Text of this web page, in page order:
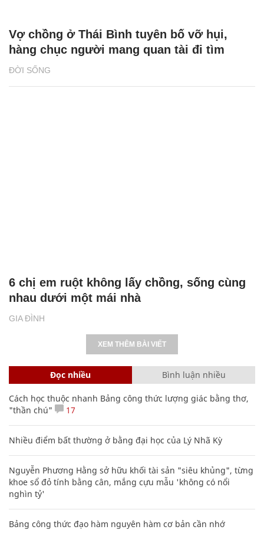
ĐỜI SỐNG
Vợ chồng ở Thái Bình tuyên bố vỡ hụi,
hàng chục người mang quan tài đi tìm
GIA ĐÌNH
6 chị em ruột không lấy chồng, sống cùng
nhau dưới một mái nhà
XEM THÊM BÀI VIẾT
Đọc nhiều Bình luận nhiều
Cách học thuộc nhanh Bảng công thức lượng giác bằng thơ,
"thần chú"
17
Nhiều điểm bất thường ở bằng đại học của Lý Nhã Kỳ
Nguyễn Phương Hằng sở hữu khối tài sản "siêu khủng", từng
khoe sổ đỏ tính bằng cân, mắng cựu mẫu 'không có nổi
nghìn tỷ'
Bảng công thức đạo hàm nguyên hàm cơ bản cần nhớ